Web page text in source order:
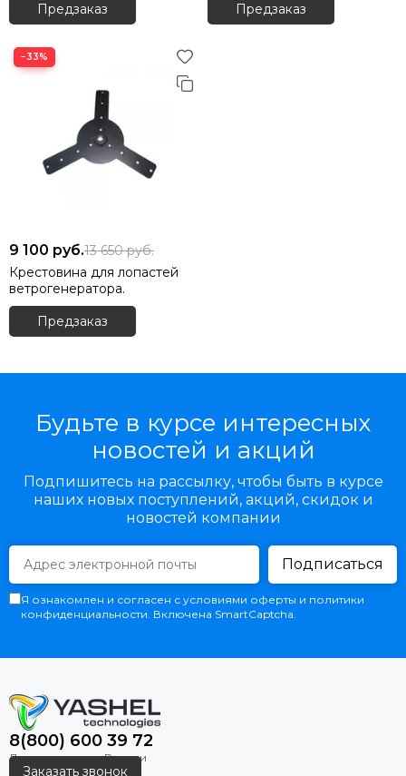
Предзаказ
Предзаказ
−33%
9 100 руб.13 650руб.
Крестовина для лопастей
ветрогенератора.
Предзаказ
Будьте в курсе интересных
новостей и акций
Подпишитесь на рассылку, чтобы быть в курсе
наших новых поступлений, акций, скидок и
новостей компании
Подписаться
Я ознакомлен и согласен с условиями оферты и политики
конфиденциальности. Включена SmartCaptcha.
8(800) 600 39 72
Заказать звонок